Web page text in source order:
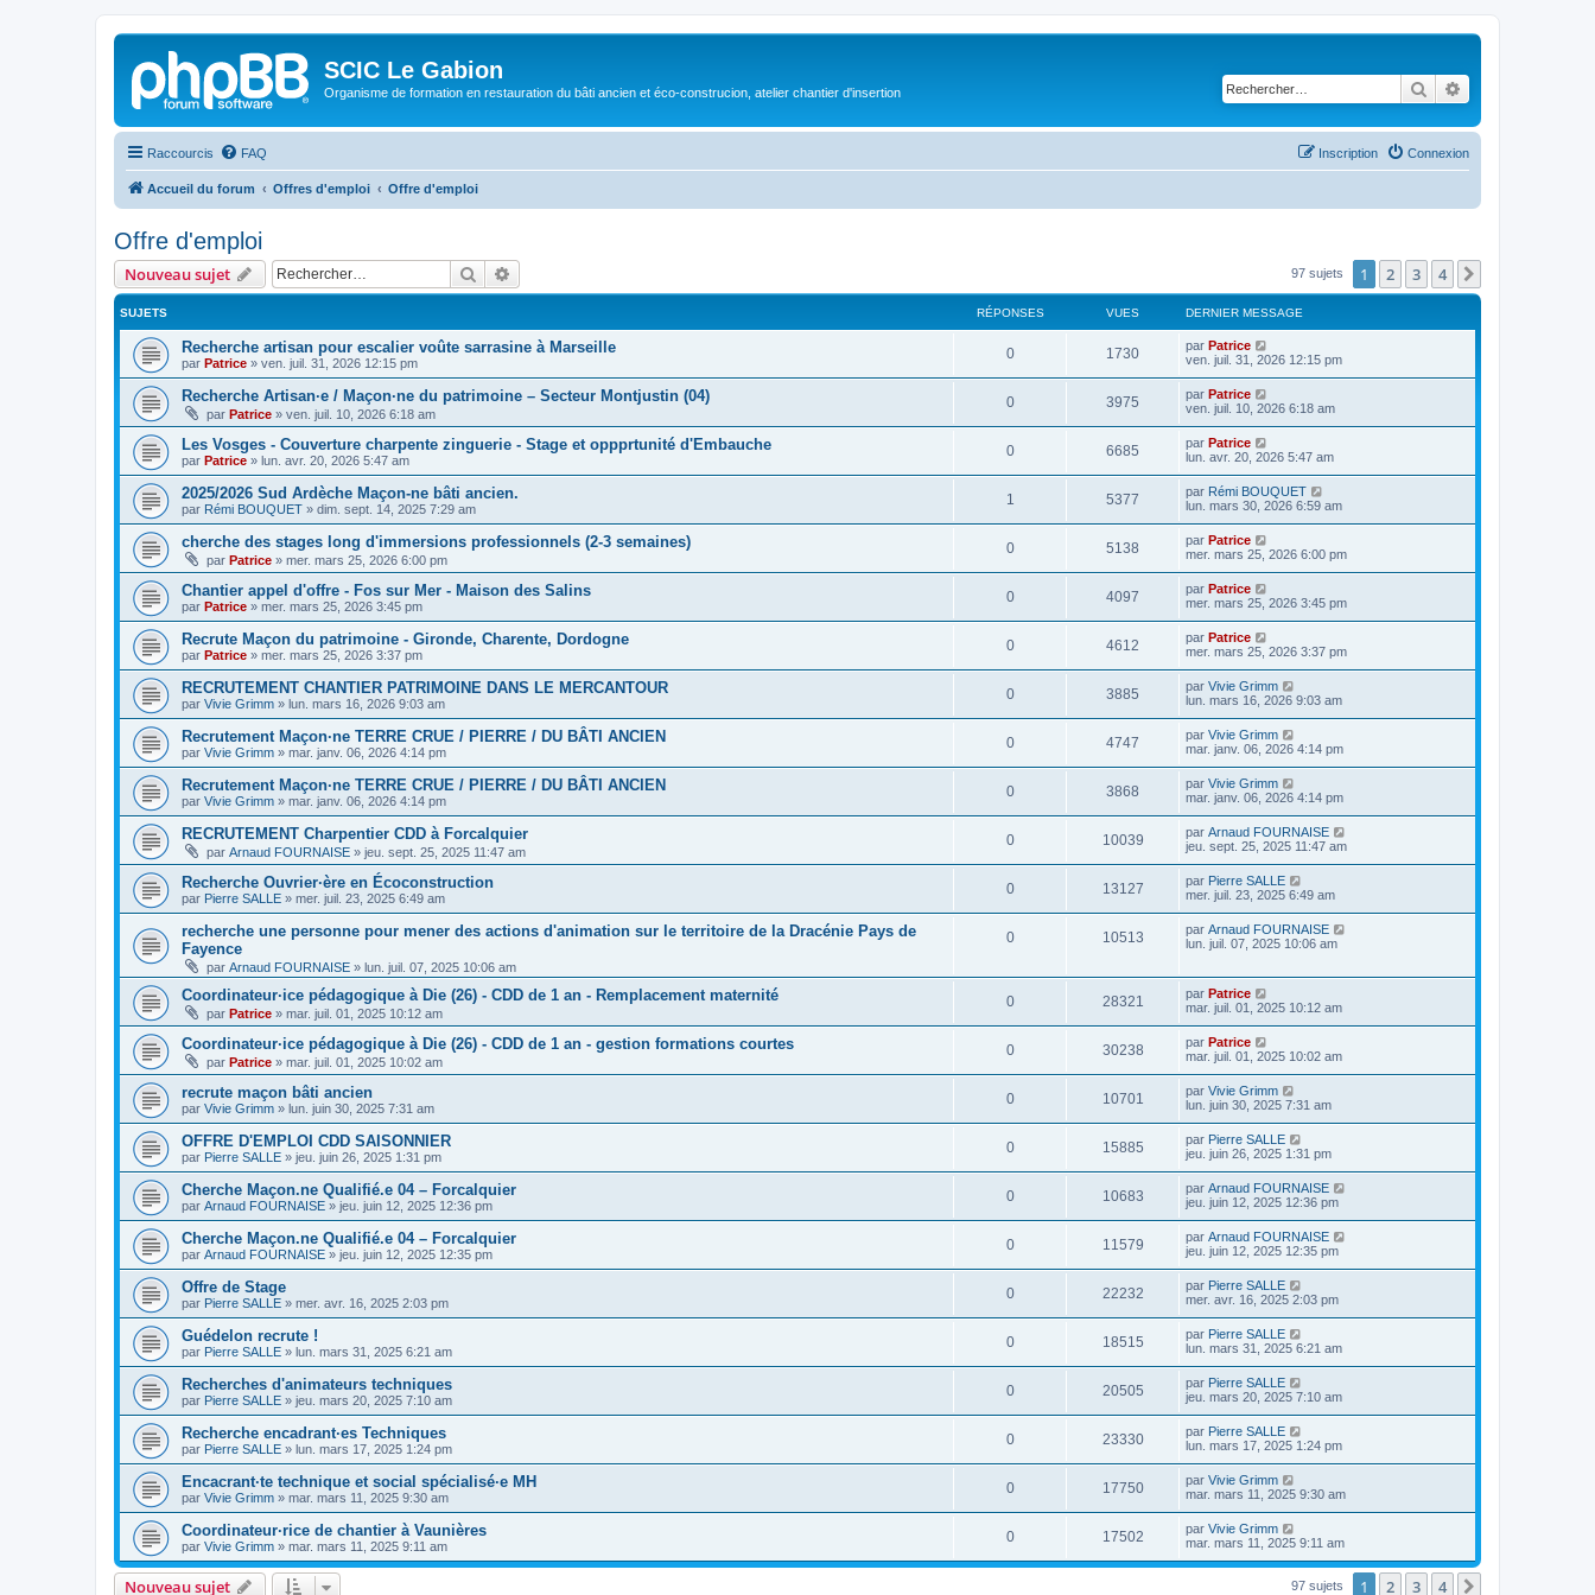
SCIC Le Gabion
Organisme de formation en restauration du bâti ancien et éco-construcion, atelier chantier d'insertion Rechercher
Raccourcis FAQ Connexion
Inscription
Accueil du forum Offres d'emploi Offre d'emploi
Offre d'emploi
Nouveau sujet Rechercher 97 sujets 1 2 3 4
SUJETS RÉPONSES VUES DERNIER MESSAGE
Recherche artisan pour escalier voûte sarrasine à Marseille
par Patrice » ven. juil. 31, 2026 12:15 pm
0 1730 par Patrice
ven. juil. 31, 2026 12:15 pm
Recherche Artisan·e / Maçon·ne du patrimoine – Secteur Montjustin (04)
par Patrice » ven. juil. 10, 2026 6:18 am
0 3975 par Patrice
ven. juil. 10, 2026 6:18 am
Les Vosges - Couverture charpente zinguerie - Stage et oppprtunité d'Embauche
par Patrice » lun. avr. 20, 2026 5:47 am
0 6685 par Patrice
lun. avr. 20, 2026 5:47 am
2025/2026 Sud Ardèche Maçon-ne bâti ancien.
par Rémi BOUQUET » dim. sept. 14, 2025 7:29 am
1 5377 par Rémi BOUQUET
lun. mars 30, 2026 6:59 am
cherche des stages long d'immersions professionnels (2-3 semaines)
par Patrice » mer. mars 25, 2026 6:00 pm
0 5138 par Patrice
mer. mars 25, 2026 6:00 pm
Chantier appel d'offre - Fos sur Mer - Maison des Salins
par Patrice » mer. mars 25, 2026 3:45 pm
0 4097 par Patrice
mer. mars 25, 2026 3:45 pm
Recrute Maçon du patrimoine - Gironde, Charente, Dordogne
par Patrice » mer. mars 25, 2026 3:37 pm
0 4612 par Patrice
mer. mars 25, 2026 3:37 pm
RECRUTEMENT CHANTIER PATRIMOINE DANS LE MERCANTOUR
par Vivie Grimm » lun. mars 16, 2026 9:03 am
0 3885 par Vivie Grimm
lun. mars 16, 2026 9:03 am
Recrutement Maçon·ne TERRE CRUE / PIERRE / DU BÂTI ANCIEN
par Vivie Grimm » mar. janv. 06, 2026 4:14 pm
0 4747 par Vivie Grimm
mar. janv. 06, 2026 4:14 pm
Recrutement Maçon·ne TERRE CRUE / PIERRE / DU BÂTI ANCIEN
par Vivie Grimm » mar. janv. 06, 2026 4:14 pm
0 3868 par Vivie Grimm
mar. janv. 06, 2026 4:14 pm
RECRUTEMENT Charpentier CDD à Forcalquier
par Arnaud FOURNAISE » jeu. sept. 25, 2025 11:47 am
0 10039 par Arnaud FOURNAISE
jeu. sept. 25, 2025 11:47 am
Recherche Ouvrier·ère en Écoconstruction
par Pierre SALLE » mer. juil. 23, 2025 6:49 am
0 13127 par Pierre SALLE
mer. juil. 23, 2025 6:49 am
recherche une personne pour mener des actions d'animation sur le territoire de la Dracénie Pays de
Fayence
par Arnaud FOURNAISE » lun. juil. 07, 2025 10:06 am
0 10513 par Arnaud FOURNAISE
lun. juil. 07, 2025 10:06 am
Coordinateur·ice pédagogique à Die (26) - CDD de 1 an - Remplacement maternité
par Patrice » mar. juil. 01, 2025 10:12 am
0 28321 par Patrice
mar. juil. 01, 2025 10:12 am
Coordinateur·ice pédagogique à Die (26) - CDD de 1 an - gestion formations courtes
par Patrice » mar. juil. 01, 2025 10:02 am
0 30238 par Patrice
mar. juil. 01, 2025 10:02 am
recrute maçon bâti ancien
par Vivie Grimm » lun. juin 30, 2025 7:31 am
0 10701 par Vivie Grimm
lun. juin 30, 2025 7:31 am
OFFRE D'EMPLOI CDD SAISONNIER
par Pierre SALLE » jeu. juin 26, 2025 1:31 pm
0 15885 par Pierre SALLE
jeu. juin 26, 2025 1:31 pm
Cherche Maçon.ne Qualifié.e 04 – Forcalquier
par Arnaud FOURNAISE » jeu. juin 12, 2025 12:36 pm
0 10683 par Arnaud FOURNAISE
jeu. juin 12, 2025 12:36 pm
Cherche Maçon.ne Qualifié.e 04 – Forcalquier
par Arnaud FOURNAISE » jeu. juin 12, 2025 12:35 pm
0 11579 par Arnaud FOURNAISE
jeu. juin 12, 2025 12:35 pm
Offre de Stage
par Pierre SALLE » mer. avr. 16, 2025 2:03 pm
0 22232 par Pierre SALLE
mer. avr. 16, 2025 2:03 pm
Guédelon recrute !
par Pierre SALLE » lun. mars 31, 2025 6:21 am
0 18515 par Pierre SALLE
lun. mars 31, 2025 6:21 am
Recherches d'animateurs techniques
par Pierre SALLE » jeu. mars 20, 2025 7:10 am
0 20505 par Pierre SALLE
jeu. mars 20, 2025 7:10 am
Recherche encadrant·es Techniques
par Pierre SALLE » lun. mars 17, 2025 1:24 pm
0 23330 par Pierre SALLE
lun. mars 17, 2025 1:24 pm
Encacrant·te technique et social spécialisé·e MH
par Vivie Grimm » mar. mars 11, 2025 9:30 am
0 17750 par Vivie Grimm
mar. mars 11, 2025 9:30 am
Coordinateur·rice de chantier à Vaunières
par Vivie Grimm » mar. mars 11, 2025 9:11 am
0 17502 par Vivie Grimm
mar. mars 11, 2025 9:11 am
Nouveau sujet 97 sujets 1 2 3 4